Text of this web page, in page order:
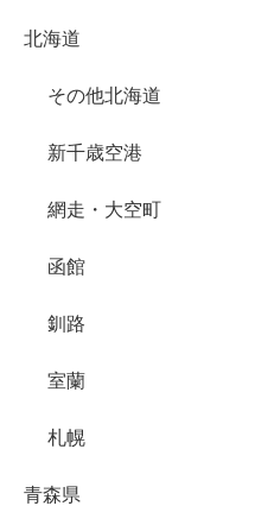
北海道
その他北海道
新千歳空港
網走・大空町
函館
釧路
室蘭
札幌
青森県